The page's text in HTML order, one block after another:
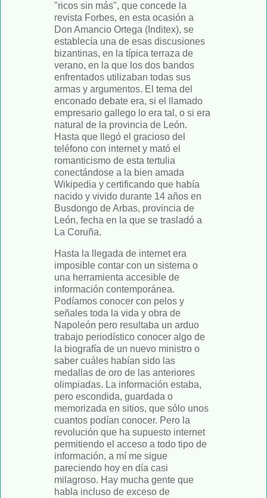
"ricos sin más", que concede la
revista Forbes, en esta ocasión a
Don Amancio Ortega (Inditex), se
establecía una de esas discusiones
bizantinas, en la típica terraza de
verano, en la que los dos bandos
enfrentados utilizaban todas sus
armas y argumentos. El tema del
enconado debate era, si el llamado
empresario gallego lo era tal, o si era
natural de la provincia de León.
Hasta que llegó el gracioso del
teléfono con internet y mató el
romanticismo de esta tertulia
conectándose a la bien amada
Wikipedia y certificando que había
nacido y vivido durante 14 años en
Busdongo de Arbas, provincia de
León, fecha en la que se trasladó a
La Coruña.
Hasta la llegada de internet era
imposible contar con un sistema o
una herramienta accesible de
información contemporánea.
Podíamos conocer con pelos y
señales toda la vida y obra de
Napoleón pero resultaba un arduo
trabajo periodístico conocer algo de
la biografía de un nuevo ministro o
saber cuáles habían sido las
medallas de oro de las anteriores
olimpiadas. La información estaba,
pero escondida, guardada o
memorizada en sitios, que sólo unos
cuantos podían conocer. Pero la
revolución que ha supuesto internet
permitiendo el acceso a todo tipo de
información, a mí me sigue
pareciendo hoy en día casi
milagroso. Hay mucha gente que
habla incluso de exceso de